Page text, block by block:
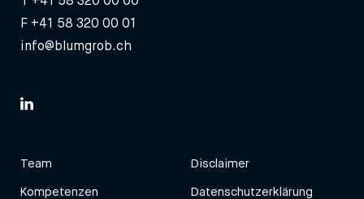
F +41 58 320 00 01
info@blumgrob.ch
Team
Kompetenzen
Disclaimer
Datenschutzerklärung